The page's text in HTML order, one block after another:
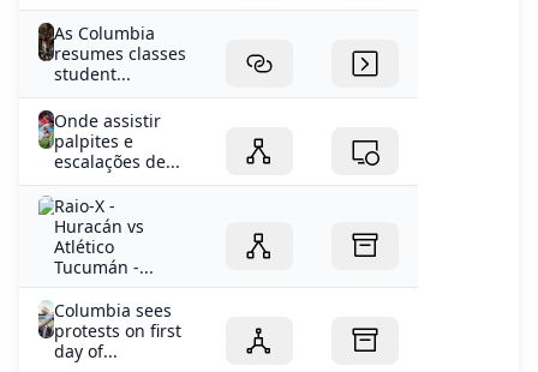
Onde assistir
palpites e
escalações de...
Raio-X -
Huracán vs
Atlético
Tucumán -...
Columbia sees
protests on first
day of...
Revelado o dia
que Eduardo
Vargas vai...